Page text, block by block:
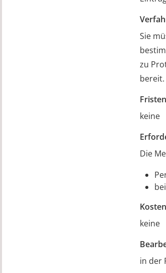
Sie
zu
bereit.
Fristen
keine
Die
Kosten
keine
in der